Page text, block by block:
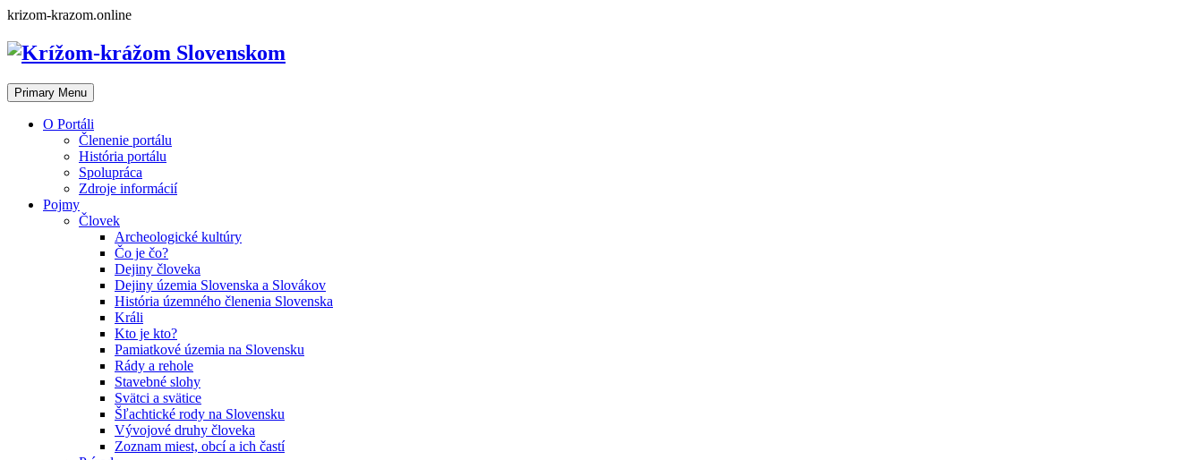
Skip
content
krizom-krazom.online
Primary Menu
O Portáli
Členenie portálu
História portálu
Spolupráca
Zdroje informácií
Pojmy
Človek
Archeologické kultúry
Čo je čo?
Dejiny človeka
Dejiny územia Slovenska a Slovákov
História územného členenia Slovenska
Králi
Kto je kto?
Pamiatkové územia na Slovensku
Rády a rehole
Stavebné slohy
Svätci a svätice
Šľachtické rody na Slovensku
Vývojové druhy človeka
Zoznam miest, obcí a ich častí